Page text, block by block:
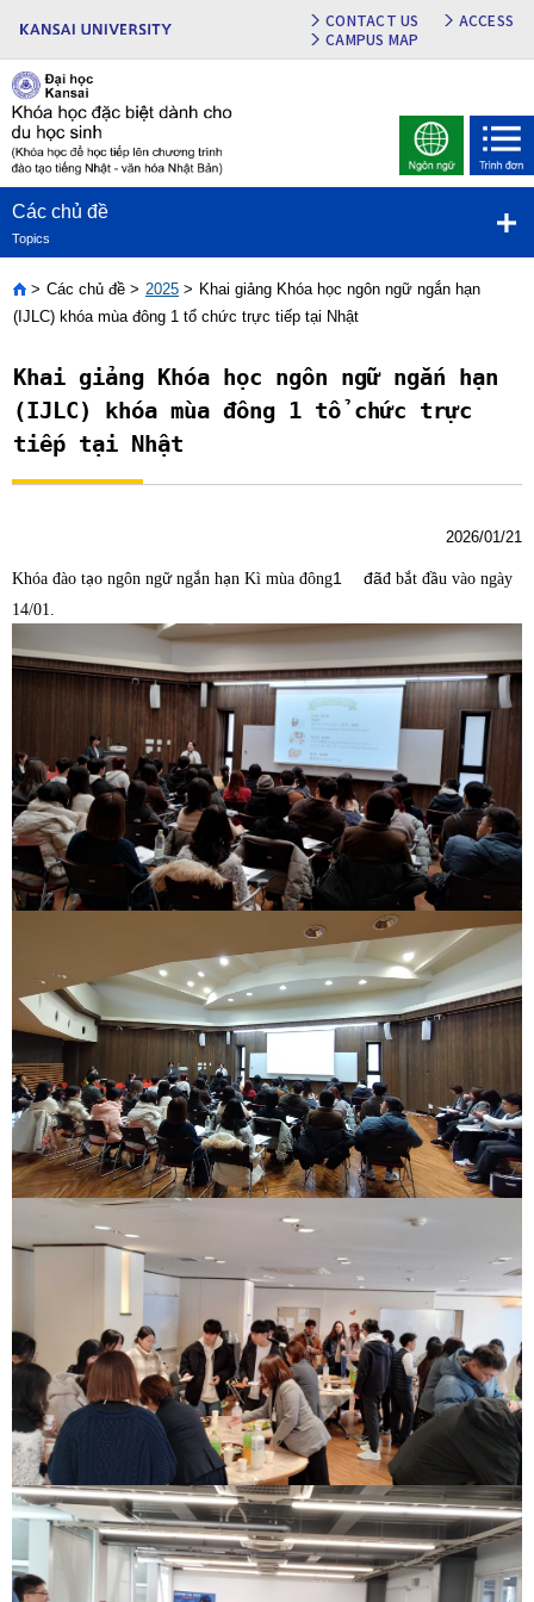
CONTACT US
ACCESS
CAMPUS MAP
Các chủ đề
Topics
Home
Các chủ đề 2025
Khai giảng Khóa học ngôn ngữ ngắn hạn
(IJLC) khóa mùa đông 1 tổ chức trực tiếp tại Nhật
Khai giảng Khóa học ngôn ngữ ngắn hạn
(IJLC) khóa mùa đông 1 tổ chức trực
tiếp tại Nhật
2026/01/21
Khóa đào tạo ngôn ngữngắn hạn Kì mùa đông1 đãđ bắt đầu vào ngày
14/01.